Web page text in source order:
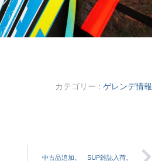
カテゴリー : ゲレンデ情報
中古品追加。 SUP雑誌入荷。